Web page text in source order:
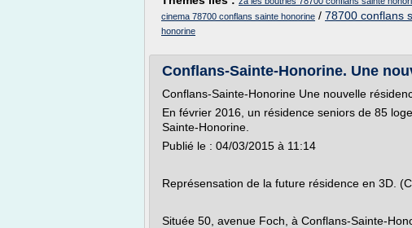
cinema 78700 conflans sainte honorine / 78700 conflans
honorine
Conflans-Sainte-Honorine. Une
Conflans-Sainte-Honorine Une nouvelle
En février 2016, un résidence seniors de 85
Sainte-Honorine.
Publié le : 04/03/2015 à 11:14
Représensation de la future résidence en 3D.
Située 50, avenue Foch, à Conflans-Sainte-